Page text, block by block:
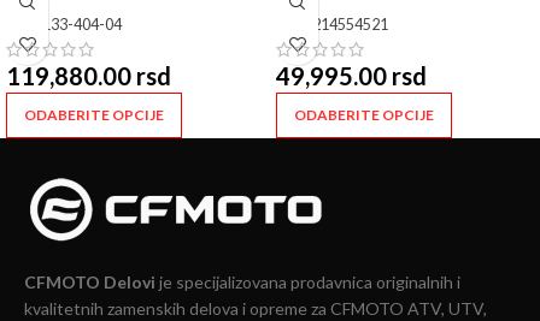
133-404-04
119,880.00 rsd
ODABERITE OPCIJE
214554521
49,995.00 rsd
ODABERITE OPCIJE
CFMOTO Delovi je specijalizovana prodavnica originalnih i
kvalitetnih zamenskih delova i opreme za CFMOTO ATV, UTV,